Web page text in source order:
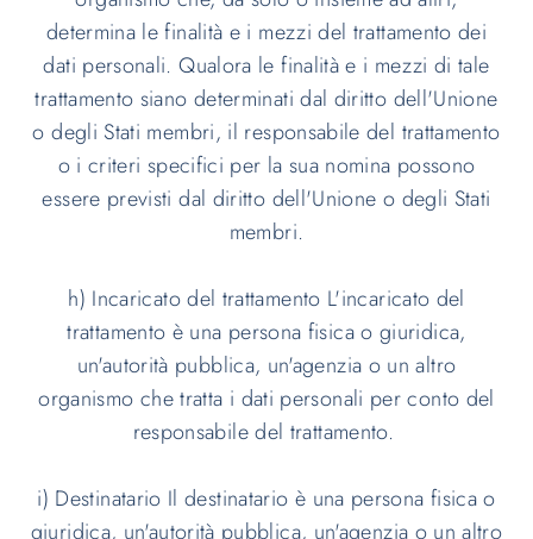
determina le finalità e i mezzi del trattamento dei
dati personali. Qualora le finalità e i mezzi di tale
trattamento siano determinati dal diritto dell'Unione
o degli Stati membri, il responsabile del trattamento
o i criteri specifici per la sua nomina possono
essere previsti dal diritto dell'Unione o degli Stati
membri.
h) Incaricato del trattamento L'incaricato del
trattamento è una persona fisica o giuridica,
un'autorità pubblica, un'agenzia o un altro
organismo che tratta i dati personali per conto del
responsabile del trattamento.
i) Destinatario Il destinatario è una persona fisica o
giuridica, un'autorità pubblica, un'agenzia o un altro